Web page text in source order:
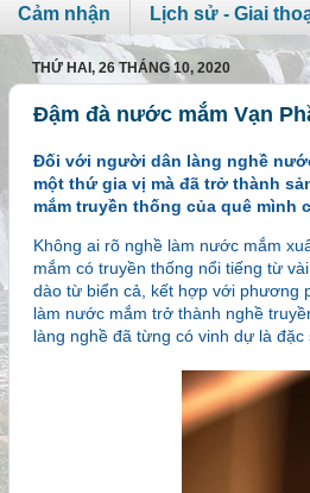
Cảm nhận Lịch sử - Giai
THỨ HAI, 26 THÁNG 10, 2020
Đậm đà nước mắm Vạn
Đối với người dân làng nghề
một thứ gia vị mà đã trở thành
mắm truyền thống của quê mình
Không ai rõ nghề làm nước mắm
mắm có truyền thống nổi tiếng từ
dào từ biển cả, kết hợp với phương
làm nước mắm trở thành nghề
làng nghề đã từng có vinh dự là đặc